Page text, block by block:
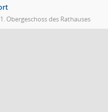
Obergeschoss des Rathauses